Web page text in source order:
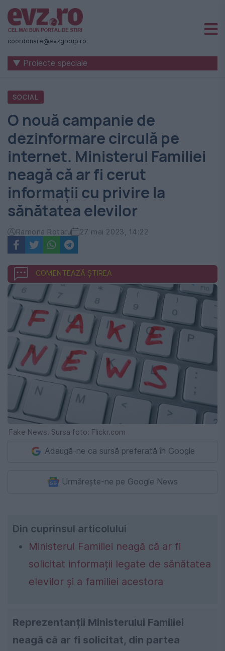
Știri
naționale
internaționale
România
-
Evenimentul
Zilei
coordonare@evzgroup.ro
▼ Proiecte speciale
SOCIAL
O nouă campanie de
dezinformare circulă pe
internet. Ministerul Familiei
neagă că ar fi cerut
informații cu privire la
sănătatea elevilor
Ramona Rotaru 27 mai 2023, 14:22
COMENTEAZĂ ȘTIREA
Fake News. Sursa foto: Flickr.com
Adaugă-ne ca sursă preferată în Google
Urmărește-ne pe Google News
Din cuprinsul articolului
Ministerul Familiei neagă că ar fi
solicitat informații legate de sănătatea
elevilor și a familiei acestora
Reprezentanții Ministerului Familiei
neagă că ar fi solicitat, din partea